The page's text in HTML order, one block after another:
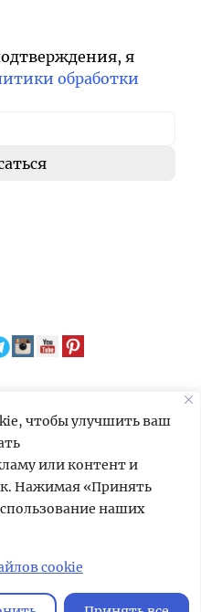
чтобы улучшить ваш
или контент и
Нажимая «Принять
наших
cookie
я
обработки
на сайте можно
в нашем
для быстрой и
Продолжая
вы принимаете